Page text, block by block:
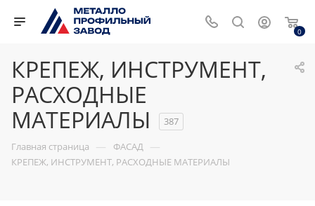
0
КРЕПЕЖ, ИНСТРУМЕНТ,
РАСХОДНЫЕ
МАТЕРИАЛЫ
387
Главная страница
— ФАСАД —
КРЕПЕЖ, ИНСТРУМЕНТ, РАСХОДНЫЕ МАТЕРИАЛЫ